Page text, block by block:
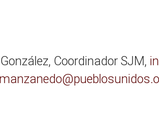
Coordinador SJM,